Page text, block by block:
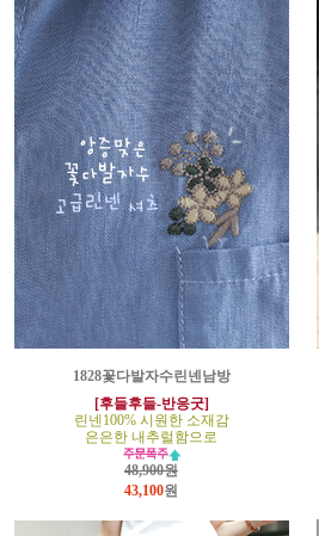
1828꽃다발자수린넨남방
[후들후들-반응굿]
린넨100% 시원한 소재감
은은한 내추럴함으로
48,900원
43,100원